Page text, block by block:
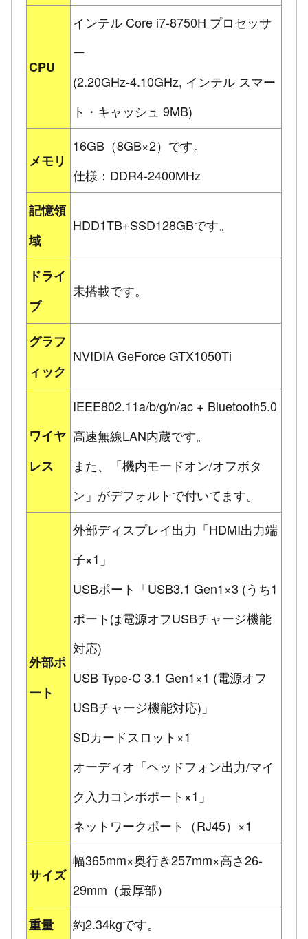
CPU
インテル Core i7-8750H プロセッサ
ー
(2.20GHz-4.10GHz, インテル スマー
ト・キャッシュ 9MB)
メモリ
16GB（8GB×2）です。
仕様：DDR4-2400MHz
記憶領
域
HDD1TB+SSD128GBです。
ドライ
ブ
未搭載です。
グラフ
ィック
NVIDIA GeForce GTX1050Ti
ワイヤ
レス
IEEE802.11a/b/g/n/ac + Bluetooth5.0
高速無線LAN内蔵です。
また、「機内モードオン/オフボタ
ン」がデフォルトで付いてます。
外部ポ
ート
外部ディスプレイ出力「HDMI出力端
子×1」
USBポート「USB3.1 Gen1×3 (うち1
ポートは電源オフUSBチャージ機能
対応)
USB Type-C 3.1 Gen1×1 (電源オフ
USBチャージ機能対応)」
SDカードスロット×1
オーディオ「ヘッドフォン出力/マイ
ク入力コンボポート×1」
ネットワークポート（RJ45）×1
サイズ
幅365mm×奥行き257mm×高さ26-
29mm（最厚部）
重量
約2.34kgです。